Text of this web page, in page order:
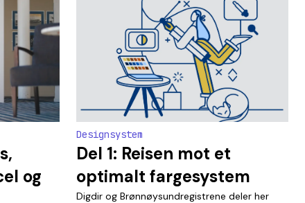
og
Designsystem
Del 1: Reisen mot et
optimalt fargesystem
Digdir og Brønnøysundregistrene deler her